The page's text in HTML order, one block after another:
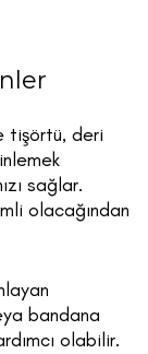
tişörtü, deri
sağlar.
olacağından
bandana
olabilir.